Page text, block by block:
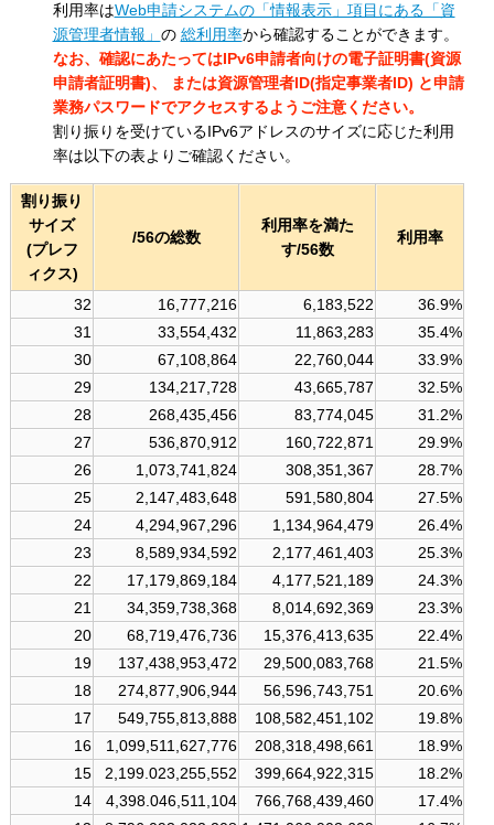
利用率はWeb申請システムの「情報表示」項目にある「資
源管理者情報」 の 総利用率から確認することができます。
なお、確認にあたってはIPv6申請者向けの電子証明書(資源
申請者証明書)、 または資源管理者ID(指定事業者ID) と申請
業務パスワードでアクセスするようご注意ください。
割り振りを受けているIPv6アドレスのサイズに応じた利用
率は以下の表よりご確認ください。
割り振り
サイズ
(プレフ
ィクス)
/56の総数
利用率を満た
す/56数
利用率
32 16,777,216 6,183,522
36.9%
31
33,554,432 11,863,283
35.4%
30
67,108,864 22,760,044
33.9%
29
134,217,728 43,665,787
32.5%
28
268,435,456 83,774,045
31.2%
27
536,870,912 160,722,871
29.9%
26
1,073,741,824 308,351,367
28.7%
25
2,147,483,648 591,580,804
27.5%
24
4,294,967,296 1,134,964,479
26.4%
23
8,589,934,592 2,177,461,403
25.3%
22
17,179,869,184 4,177,521,189
24.3%
21
34,359,738,368 8,014,692,369
23.3%
20
68,719,476,736 15,376,413,635
22.4%
19
137,438,953,472 29,500,083,768
21.5%
18
274,877,906,944 56,596,743,751
20.6%
17
549,755,813,888 108,582,451,102
19.8%
16
1,099,511,627,776 208,318,498,661
18.9%
15
2,199.023,255,552 399,664,922,315
18.2%
14
4,398.046,511,104 766,768,439,460
17.4%